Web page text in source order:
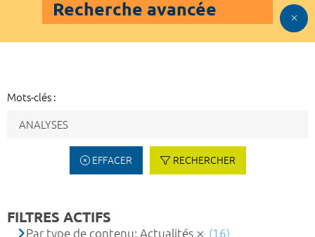
Recherche avancée
Mots-clés :
EFFACER RECHERCHER
FILTRES ACTIFS
Par type de contenu: Actualités (16)